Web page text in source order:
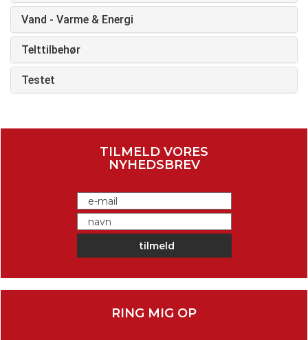
Vand - Varme & Energi
Telttilbehør
Testet
TILMELD VORES
NYHEDSBREV
RING MIG OP